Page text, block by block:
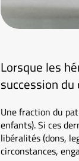
Lorsque les
succession
Une fraction du
enfants). Si ces
libéralités (dons,
circonstances,